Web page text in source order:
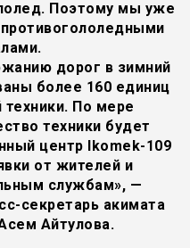
Поэтому мы уже
дорог в зимний
более 160 единиц
техники. По мере
техники будет
центр Ikomek-109
от жителей и
службам», —
секретарь акимата
Айтулова.